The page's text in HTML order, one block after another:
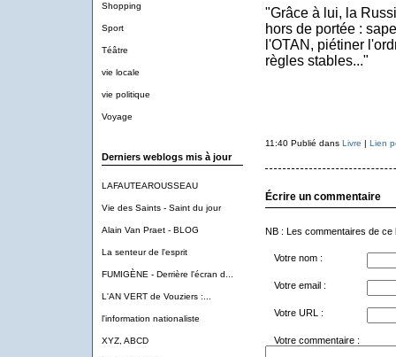
Shopping
Sport
Téâtre
vie locale
vie politique
Voyage
Derniers weblogs mis à jour
LAFAUTEAROUSSEAU
Vie des Saints - Saint du jour
Alain Van Praet - BLOG
La senteur de l'esprit
FUMIGÈNE - Derrière l'écran d...
L'AN VERT de Vouziers :...
l'information nationaliste
XYZ, ABCD
"Grâce à lui, la
hors de portée :
l'OTAN, piétiner
règles stables..."
11:40 Publié dans Livre | Lien
Écrire un commentaire
NB : Les commentaires de ce
Votre nom :
Votre email :
Votre URL :
Votre commentaire :